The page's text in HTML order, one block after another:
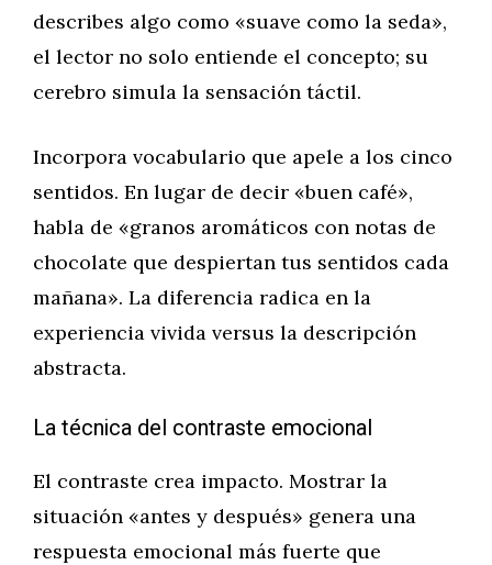
describes algo como «suave como la seda»,
el lector no solo entiende el concepto; su
cerebro simula la sensación táctil.
Incorpora vocabulario que apele a los cinco
sentidos. En lugar de decir «buen café»,
habla de «granos aromáticos con notas de
chocolate que despiertan tus sentidos cada
mañana». La diferencia radica en la
experiencia vivida versus la descripción
abstracta.
La técnica del contraste emocional
El contraste crea impacto. Mostrar la
situación «antes y después» genera una
respuesta emocional más fuerte que